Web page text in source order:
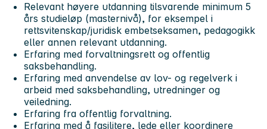
Relevant høyere utdanning tilsvarende minimum 5
års studieløp (masternivå), for eksempel i
rettsvitenskap/juridisk embetseksamen, pedagogikk
eller annen relevant utdanning.
Erfaring med forvaltningsrett og offentlig
saksbehandling.
Erfaring med anvendelse av lov- og regelverk i
arbeid med saksbehandling, utredninger og
veiledning.
Erfaring fra offentlig forvaltning.
Erfaring med å fasilitere, lede eller koordinere